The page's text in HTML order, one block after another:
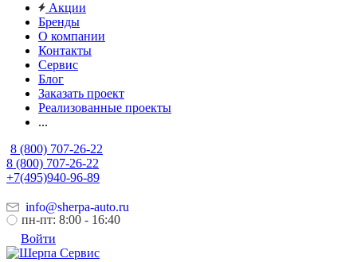
Акции
Бренды
О компании
Контакты
Сервис
Блог
Заказать проект
Реализованные проекты
...
8 (800) 707-26-22
8 (800) 707-26-22
+7(495)940-96-89
info@sherpa-auto.ru
пн-пт: 8:00 - 16:40
Войти